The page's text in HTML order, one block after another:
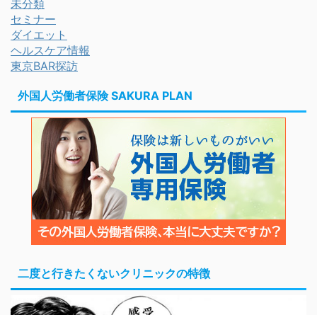
未分類
セミナー
ダイエット
ヘルスケア情報
東京BAR探訪
外国人労働者保険 SAKURA PLAN
二度と行きたくないクリニックの特徴